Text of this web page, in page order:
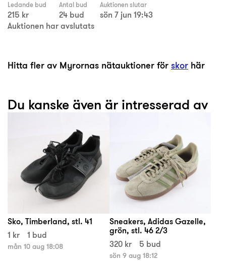
Ledande bud
215 kr
Antal bud
24 bud
Auktionen slutar
sön 7 jun 19:43
Auktionen har avslutats
Hitta fler av Myrornas nätauktioner förskor här
Du kanske även är intresserad av
Sko, Timberland, stl. 41
1 kr
1 bud
mån 10 aug 18:08
Sneakers, Adidas Gazelle,
grön, stl. 46 2/3
320 kr
5 bud
sön 9 aug 18:12